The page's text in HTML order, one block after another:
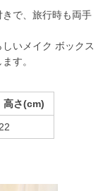
で、旅行時も両手
いメイク ボックス
す。
高さ(cm)
22